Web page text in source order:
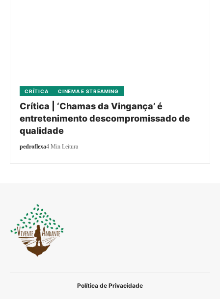
CRÍTICA CINEMA E STREAMING
Crítica | ‘Chamas da Vingança’ é
entretenimento descompromissado de
qualidade
pedroflexa4 Min Leitura
Política de Privacidade